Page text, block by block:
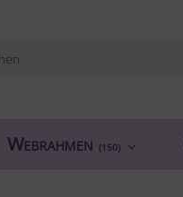
Webrahmen (150)